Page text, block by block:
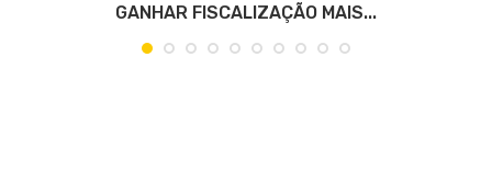
GANHAR FISCALIZAÇÃO MAIS...